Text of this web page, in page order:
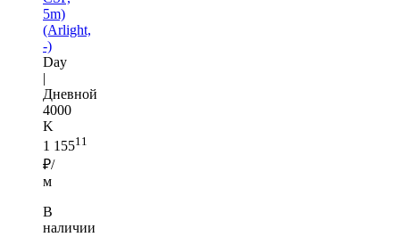
5m)
(Arlight,
-)
Day
|
Дневной
4000
K
1 15511
₽/
м
В
наличии